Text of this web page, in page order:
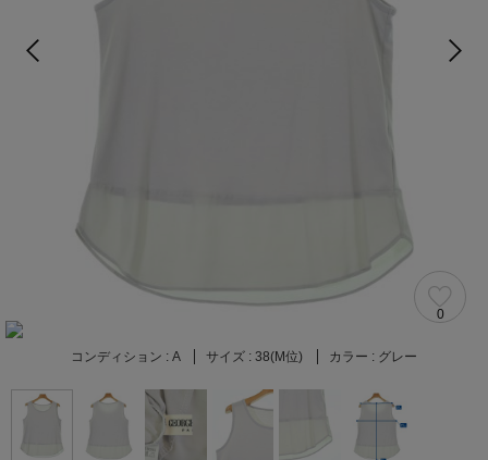
0
コンディション : A サイズ : 38(M位) カラー : グレー